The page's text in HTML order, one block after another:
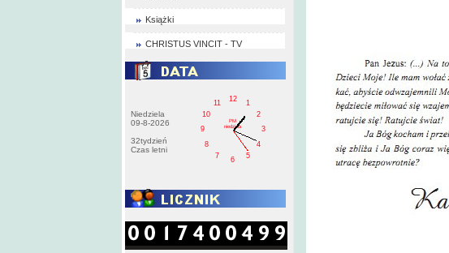
Książki
CHRISTUS VINCIT - TV
Niedziela
09-8-2026
32tydzień
Czas letni
1
2
3
4
5
6
7
8
9
10
11
12
PM
niedziela